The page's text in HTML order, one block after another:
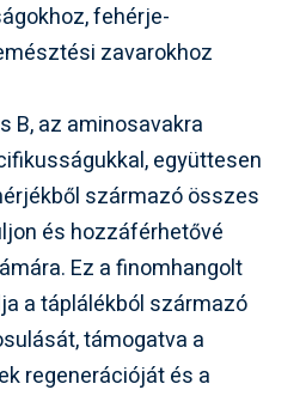
fehérje-
zavarokhoz
B, az aminosavakra
együttesen
származó összes
és hozzáférhetővé
Ez a finomhangolt
a táplálékból származó
támogatva a
regenerációját és a